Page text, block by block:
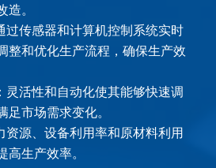
造。
过传感器和计算机控制系统实时
整和优化生产流程，确保生产效
灵活性和自动化使其能够快速调
足市场需求变化。
资源、设备利用率和原材料利用
高生产效率。